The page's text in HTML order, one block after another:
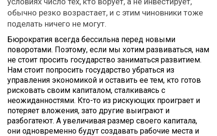
обычно резко возрастает, и с этим чиновники тоже
поделать ничего не могут.
Бюрократия всегда бессильна перед новыми
поворотами. Поэтому, если мы хотим развиваться, нам
не стоит просить государство заниматься развитием.
Нам стоит попросить государство убраться из
управления экономикой и оставить ее тем, кто готов
рисковать своим капиталом, сталкиваясь с
неожиданностями. Кто-то из рискующих проиграет и
потеряет вложения, зато другие выиграют и
разбогатеют. А увеличивая размер своего капитала,
они одновременно будут создавать рабочие места и